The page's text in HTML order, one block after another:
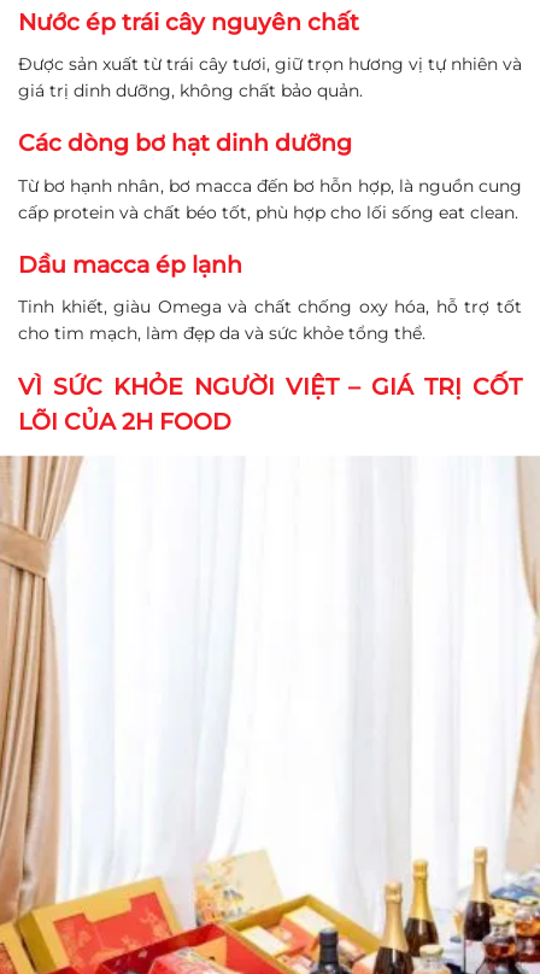
Nước ép trái cây nguyên chất
Được sản xuất từ trái cây tươi, giữ trọn hương vị tự nhiên và
giá trị dinh dưỡng, không chất bảo quản.
Các dòng bơ hạt dinh dưỡng
Từ bơ hạnh nhân, bơ macca đến bơ hỗn hợp, là nguồn cung
cấp protein và chất béo tốt, phù hợp cho lối sống eat clean.
Dầu macca ép lạnh
Tinh khiết, giàu Omega và chất chống oxy hóa, hỗ trợ tốt
cho tim mạch, làm đẹp da và sức khỏe tổng thể.
VÌ SỨC KHỎE NGƯỜI VIỆT – GIÁ TRỊ CỐT
LÕI CỦA 2H FOOD